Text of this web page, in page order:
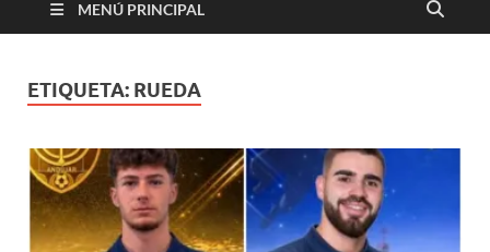
MENÚ PRINCIPAL
ETIQUETA: RUEDA